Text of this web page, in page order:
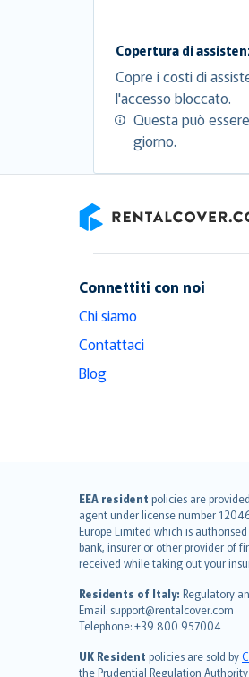
Copertura di
Copre i costi di
l'accesso bloccato.
Questa può
giorno.
Connettiti con noi
Chi siamo
Contattaci
Blog
EEA resident policies are
agent under license number
Europe Limited which is
bank, insurer or other provider of
received while taking out your
Residents of Italy: Regulatory
Email: support@rentalcover.com
Telephone: +39 800 957004
UK Resident policies are sold by
the Prudential Regulation
English (UK)
English (US)
Deutsch
français
Nederlands
español
italiano
简体中文
繁體中文